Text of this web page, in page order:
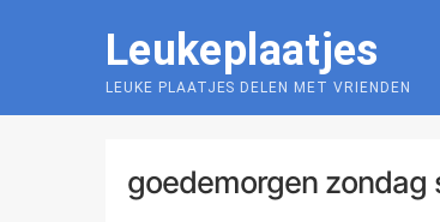
Leukeplaatjes
LEUKE PLAATJES DELEN MET VRIENDEN
goedemorgen zondag